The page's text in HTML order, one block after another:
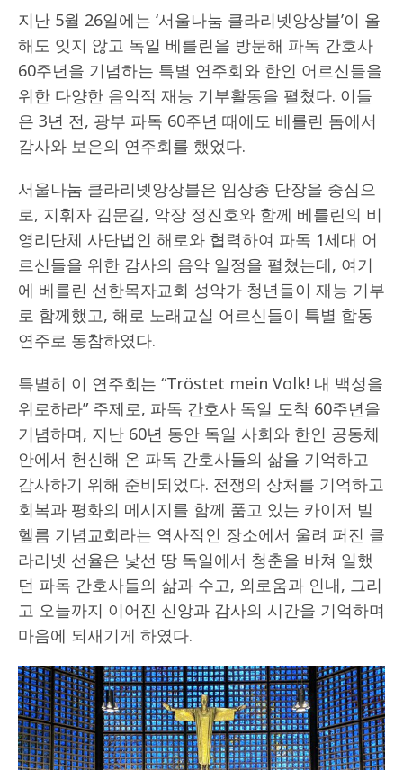
지난 5월 26일에는 ‘서울나눔 클라리넷앙상블’이 올
해도 잊지 않고 독일 베를린을 방문해 파독 간호사
60주년을 기념하는 특별 연주회와 한인 어르신들을
위한 다양한 음악적 재능 기부활동을 펼쳤다. 이들
은 3년 전, 광부 파독 60주년 때에도 베를린 돔에서
감사와 보은의 연주회를 했었다.
서울나눔 클라리넷앙상블은 임상종 단장을 중심으
로, 지휘자 김문길, 악장 정진호와 함께 베를린의 비
영리단체 사단법인 해로와 협력하여 파독 1세대 어
르신들을 위한 감사의 음악 일정을 펼쳤는데, 여기
에 베를린 선한목자교회 성악가 청년들이 재능 기부
로 함께했고, 해로 노래교실 어르신들이 특별 합동
연주로 동참하였다.
특별히 이 연주회는 “Tröstet mein Volk! 내 백성을
위로하라” 주제로, 파독 간호사 독일 도착 60주년을
기념하며, 지난 60년 동안 독일 사회와 한인 공동체
안에서 헌신해 온 파독 간호사들의 삶을 기억하고
감사하기 위해 준비되었다. 전쟁의 상처를 기억하고
회복과 평화의 메시지를 함께 품고 있는 카이저 빌
헬름 기념교회라는 역사적인 장소에서 울려 퍼진 클
라리넷 선율은 낯선 땅 독일에서 청춘을 바쳐 일했
던 파독 간호사들의 삶과 수고, 외로움과 인내, 그리
고 오늘까지 이어진 신앙과 감사의 시간을 기억하며
마음에 되새기게 하였다.